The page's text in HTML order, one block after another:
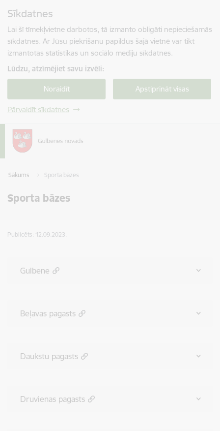
Sīkdatnes
Lai šī tīmekļvietne darbotos, tā izmanto obligāti nepieciešamās
sīkdatnes. Ar Jūsu piekrišanu papildus šajā vietnē var tikt
izmantotas statistikas un sociālo mediju sīkdatnes.
Lūdzu, atzīmējiet savu izvēli:
Noraidīt Apstiprināt visas
Pārvaldīt sīkdatnes
Sākums Sporta bāzes
Sporta bāzes
Publicēts: 12.09.2023.
Gulbene
Beļavas pagasts
Daukstu pagasts
Druvienas pagasts